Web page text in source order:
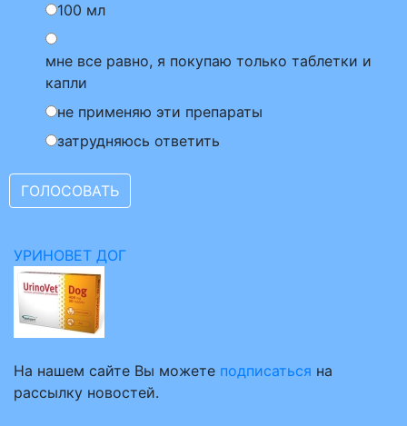
100 мл
мне все равно, я покупаю только таблетки и
капли
не применяю эти препараты
затрудняюсь ответить
УРИНОВЕТ ДОГ
На нашем сайте Вы можете подписаться на
рассылку новостей.